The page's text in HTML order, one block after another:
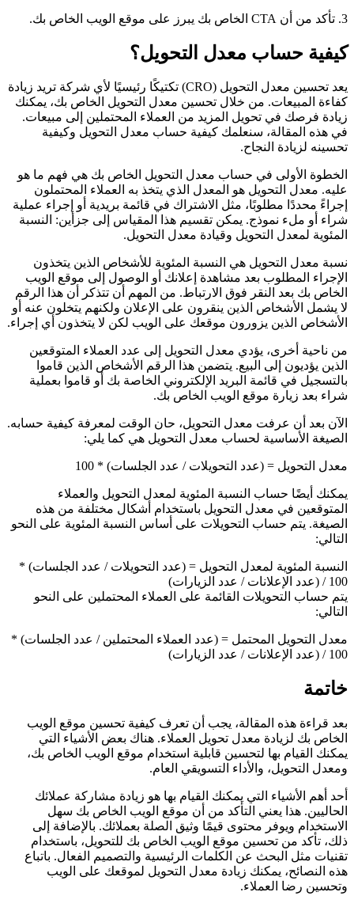
3. تأكد من أن CTA الخاص بك يبرز على موقع الويب الخاص بك.
كيفية حساب معدل التحويل؟
يعد تحسين معدل التحويل (CRO) تكتيكًا رئيسيًا لأي شركة تريد زيادة
كفاءة المبيعات. من خلال تحسين معدل التحويل الخاص بك، يمكنك
زيادة فرصك في تحويل المزيد من العملاء المحتملين إلى مبيعات.
في هذه المقالة، سنعلمك كيفية حساب معدل التحويل وكيفية
تحسينه لزيادة النجاح.
الخطوة الأولى في حساب معدل التحويل الخاص بك هي فهم ما هو
عليه. معدل التحويل هو المعدل الذي يتخذ به العملاء المحتملون
إجراءً محددًا مطلوبًا، مثل الاشتراك في قائمة بريدية أو إجراء عملية
شراء أو ملء نموذج. يمكن تقسيم هذا المقياس إلى جزأين: النسبة
المئوية لمعدل التحويل وقيادة معدل التحويل.
نسبة معدل التحويل هي النسبة المئوية للأشخاص الذين يتخذون
الإجراء المطلوب بعد مشاهدة إعلانك أو الوصول إلى موقع الويب
الخاص بك بعد النقر فوق الارتباط. من المهم أن تتذكر أن هذا الرقم
لا يشمل الأشخاص الذين ينقرون على الإعلان ولكنهم يتخلون عنه أو
الأشخاص الذين يزورون موقعك على الويب لكن لا يتخذون أي إجراء.
من ناحية أخرى، يؤدي معدل التحويل إلى عدد العملاء المتوقعين
الذين يؤديون إلى البيع. يتضمن هذا الرقم الأشخاص الذين قاموا
بالتسجيل في قائمة البريد الإلكتروني الخاصة بك أو قاموا بعملية
شراء بعد زيارة موقع الويب الخاص بك.
الآن بعد أن عرفت معدل التحويل، حان الوقت لمعرفة كيفية حسابه.
الصيغة الأساسية لحساب معدل التحويل هي كما يلي:
معدل التحويل = (عدد التحويلات / عدد الجلسات) * 100
يمكنك أيضًا حساب النسبة المئوية لمعدل التحويل والعملاء
المتوقعين في معدل التحويل باستخدام أشكال مختلفة من هذه
الصيغة. يتم حساب التحويلات على أساس النسبة المئوية على النحو
التالي:
النسبة المئوية لمعدل التحويل = (عدد التحويلات / عدد الجلسات) *
100 / (عدد الإعلانات / عدد الزيارات)
يتم حساب التحويلات القائمة على العملاء المحتملين على النحو
التالي:
معدل التحويل المحتمل = (عدد العملاء المحتملين / عدد الجلسات) *
100 / (عدد الإعلانات / عدد الزيارات)
خاتمة
بعد قراءة هذه المقالة، يجب أن تعرف كيفية تحسين موقع الويب
الخاص بك لزيادة معدل تحويل العملاء. هناك بعض الأشياء التي
يمكنك القيام بها لتحسين قابلية استخدام موقع الويب الخاص بك،
ومعدل التحويل، والأداء التسويقي العام.
أحد أهم الأشياء التي يمكنك القيام بها هو زيادة مشاركة عملائك
الحاليين. هذا يعني التأكد من أن موقع الويب الخاص بك سهل
الاستخدام ويوفر محتوى قيمًا وثيق الصلة بعملائك. بالإضافة إلى
ذلك، تأكد من تحسين موقع الويب الخاص بك للتحويل، باستخدام
تقنيات مثل البحث عن الكلمات الرئيسية والتصميم الفعال. باتباع
هذه النصائح، يمكنك زيادة معدل التحويل لموقعك على الويب
وتحسين رضا العملاء.